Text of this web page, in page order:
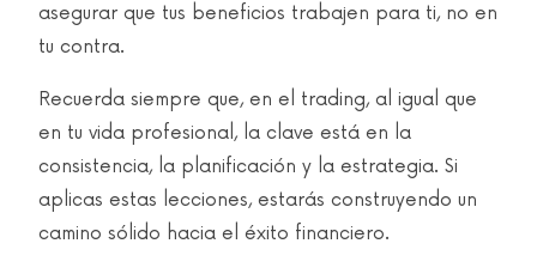
asegurar que tus beneficios trabajen para ti, no en
tu contra.
Recuerda siempre que, en el trading, al igual que
en tu vida profesional, la clave está en la
consistencia, la planificación y la estrategia. Si
aplicas estas lecciones, estarás construyendo un
camino sólido hacia el éxito financiero.